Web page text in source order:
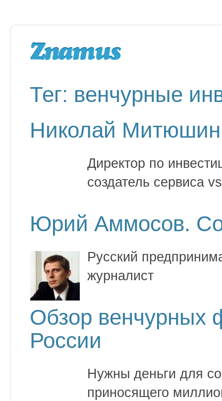
Тег: венчурные
Николай
Директор по
создатель сервиса
Юрий Аммосов.
Русский
журналист
Обзор венчурных
России
Нужны деньги для
приносящего